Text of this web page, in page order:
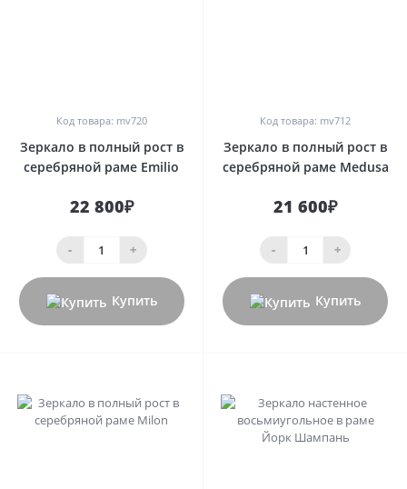
Код товара: mv720
Зеркало в полный рост в
серебряной раме Emilio
22 800₽
- +
Купить
Код товара: mv712
Зеркало в полный рост в
серебряной раме Medusa
21 600₽
- +
Купить